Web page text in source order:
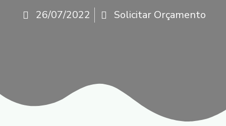
26/07/2022 Solicitar Orçamento